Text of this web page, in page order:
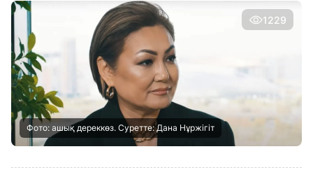
1229
Фото: ашық дереккөз. Суретте: Дана Нұржігіт